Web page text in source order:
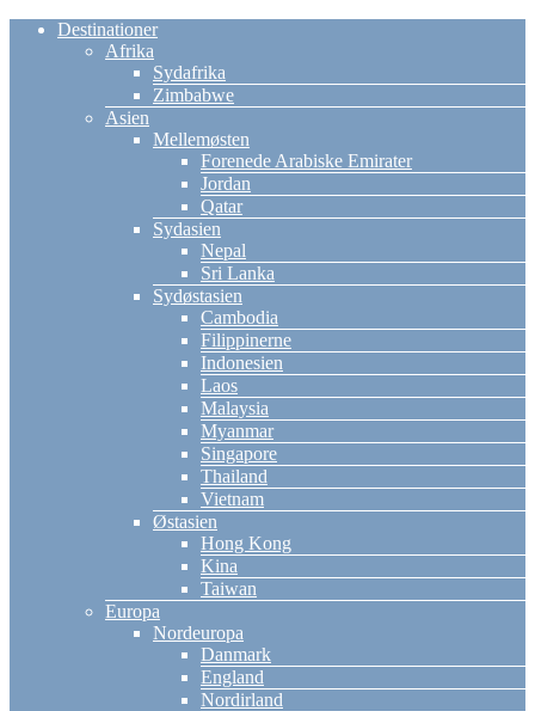
Destinationer
Afrika
Sydafrika
Zimbabwe
Asien
Mellemøsten
Forenede Arabiske Emirater
Jordan
Qatar
Sydasien
Nepal
Sri Lanka
Sydøstasien
Cambodia
Filippinerne
Indonesien
Laos
Malaysia
Myanmar
Singapore
Thailand
Vietnam
Østasien
Hong Kong
Kina
Taiwan
Europa
Nordeuropa
Danmark
England
Nordirland